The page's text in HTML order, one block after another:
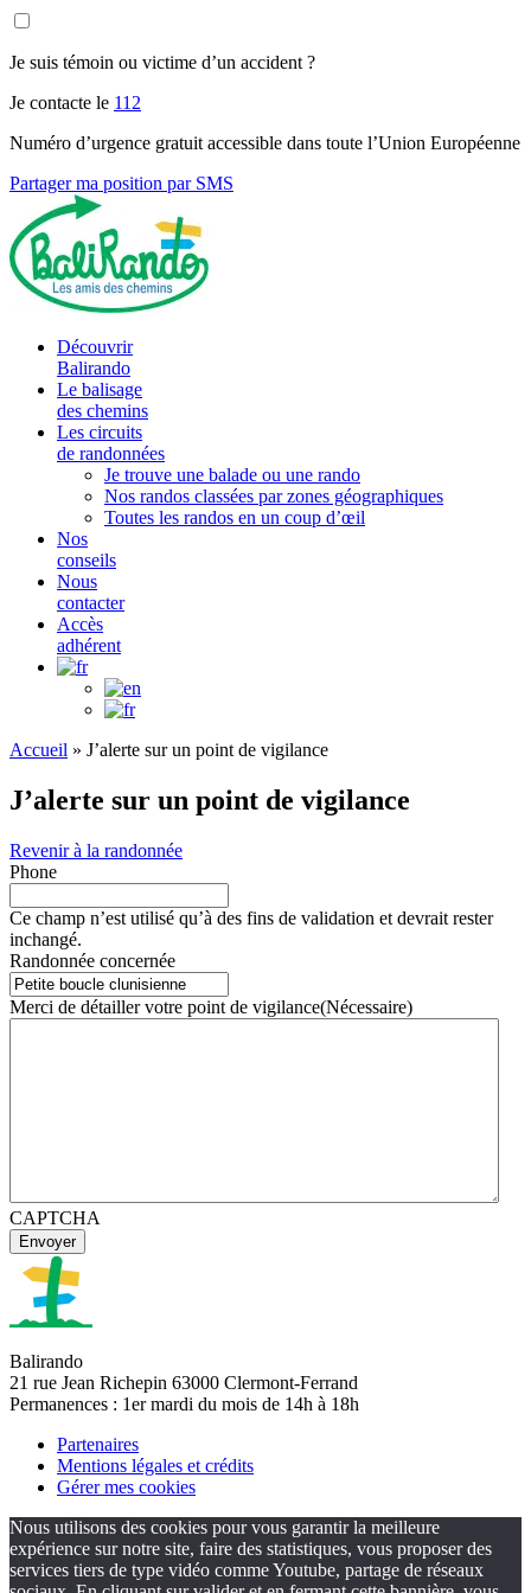
Je suis témoin ou victime d’un accident ?
Je contacte le 112
Numéro d’urgence gratuit accessible dans toute l’Union Européenne
Partager ma position par SMS
Découvrir
Balirando
Le balisage
des chemins
Les circuits
de randonnées
Je trouve une balade ou une rando
Nos randos classées par zones géographiques
Toutes les randos en un coup d’œil
Nos
conseils
Nous
contacter
Accès
adhérent
Accueil » J’alerte sur un point de vigilance
J’alerte sur un point de vigilance
Revenir à la randonnée
Phone
Ce champ n’est utilisé qu’à des fins de validation et devrait rester
inchangé.
Randonnée concernée
Merci de détailler votre point de vigilance(Nécessaire)
CAPTCHA
Balirando
21 rue Jean Richepin 63000 Clermont-Ferrand
Permanences : 1er mardi du mois de 14h à 18h
Partenaires
Mentions légales et crédits
Gérer mes cookies
Nous utilisons des cookies pour vous garantir la meilleure
expérience sur notre site, faire des statistiques, vous proposer des
services tiers de type vidéo comme Youtube, partage de réseaux